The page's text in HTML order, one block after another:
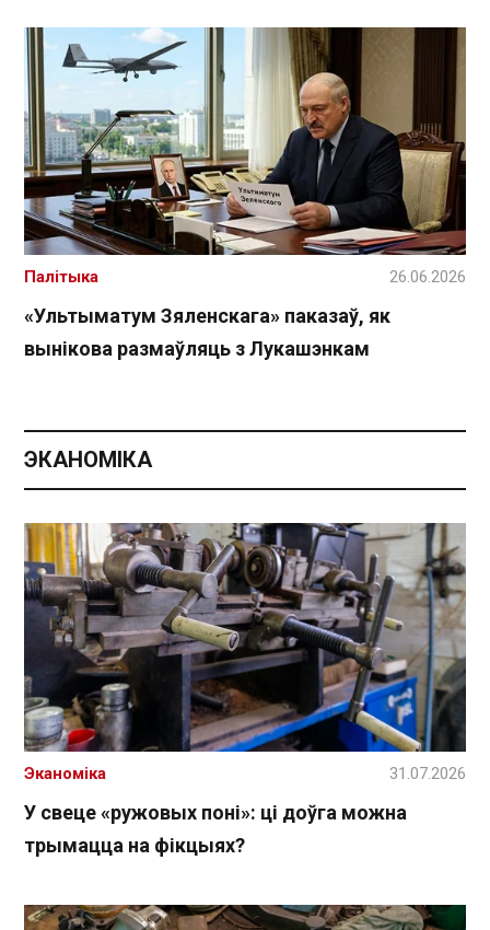
«Ультыматум Зяленскага» паказаў, як
вынікова размаўляць з Лукашэнкам
Палітыка 26.06.2026
ЭКАНОМІКА
У свеце «ружовых поні»: ці доўга можна
трымацца на фікцыях?
Эканоміка 31.07.2026